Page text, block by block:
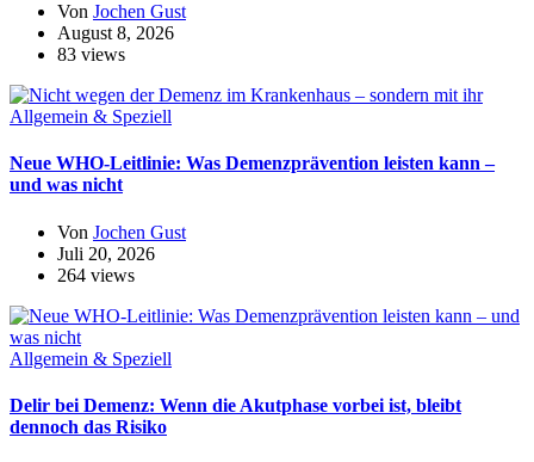
Von Jochen Gust
August 8, 2026
83 views
Allgemein & Speziell
Neue WHO-Leitlinie: Was Demenzprävention leisten kann –
und was nicht
Von Jochen Gust
Juli 20, 2026
264 views
Allgemein & Speziell
Delir bei Demenz: Wenn die Akutphase vorbei ist, bleibt
dennoch das Risiko